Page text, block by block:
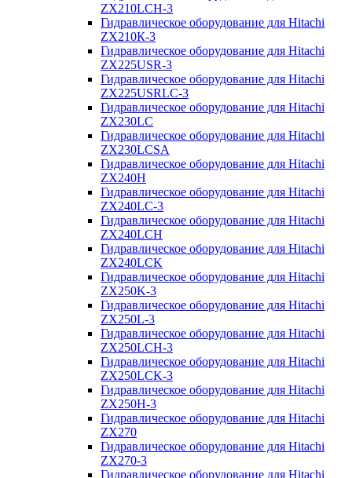
ZX210LCH-3
Гидравлическое оборудование для Hitachi
ZX210К-3
Гидравлическое оборудование для Hitachi
ZX225USR-3
Гидравлическое оборудование для Hitachi
ZX225USRLC-3
Гидравлическое оборудование для Hitachi
ZX230LC
Гидравлическое оборудование для Hitachi
ZX230LCSA
Гидравлическое оборудование для Hitachi
ZX240H
Гидравлическое оборудование для Hitachi
ZX240LC-3
Гидравлическое оборудование для Hitachi
ZX240LCH
Гидравлическое оборудование для Hitachi
ZX240LCK
Гидравлическое оборудование для Hitachi
ZX250K-3
Гидравлическое оборудование для Hitachi
ZX250L-3
Гидравлическое оборудование для Hitachi
ZX250LCH-3
Гидравлическое оборудование для Hitachi
ZX250LCK-3
Гидравлическое оборудование для Hitachi
ZX250Н-3
Гидравлическое оборудование для Hitachi
ZX270
Гидравлическое оборудование для Hitachi
ZX270-3
Гидравлическое оборудование для Hitachi